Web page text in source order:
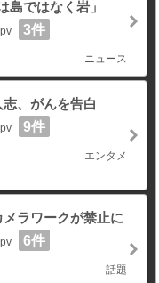
ではなく岩」
3件
ニュース
、がんを告白
9件
エンタメ
ラワークが禁止に
6件
話題